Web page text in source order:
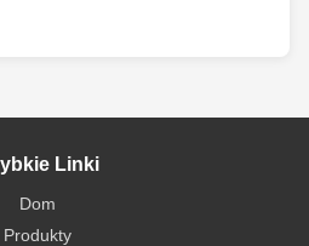
Linki
Dom
Produkty